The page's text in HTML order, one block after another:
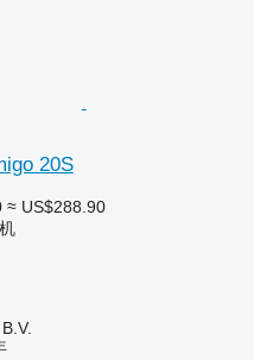
20S
≈ US$288.90